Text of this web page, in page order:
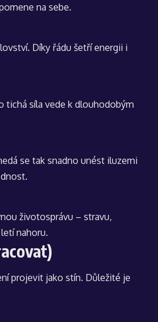
na sebe.
Díky řádu šetří energii i
tichá síla vede k dlouhodobým
se tak snadno unést iluzemi
životosprávu – stravu,
nahoru.
projevit jako stín. Důležité je